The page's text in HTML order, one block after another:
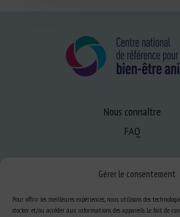
Gérer le consentement
Pour offrir les meilleures expériences, nous utilisons des
stocker et/ou accéder aux informations des appareils. Le fait de
Nous connaître
FAQ
Expertise
Se former au BEA